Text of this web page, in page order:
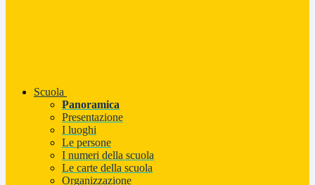
Scuola
Panoramica
Presentazione
I luoghi
Le persone
I numeri della scuola
Le carte della scuola
Organizzazione